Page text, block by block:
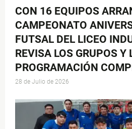
CON 16 EQUIPOS
CAMPEONATO
FUTSAL DEL LICEO
REVISA LOS GRUPOS Y
PROGRAMACIÓN
28 de Julio de 2026